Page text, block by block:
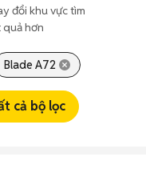
đổi khu vực tìm
quả hơn
Blade A72
cả bộ lọc